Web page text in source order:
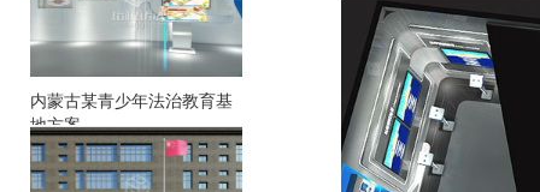
内蒙古某青少年法治教育基
地方案